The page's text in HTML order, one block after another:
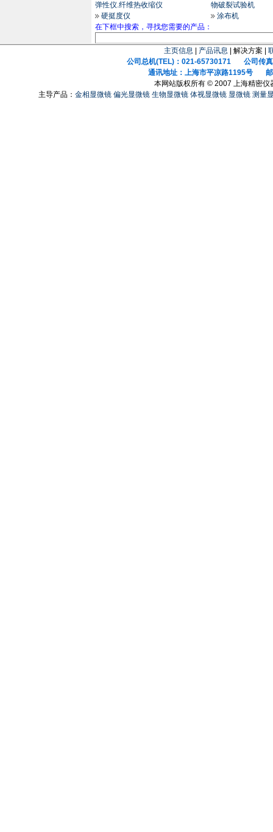
弹性仪.纤维热收缩仪
物破裂试验机
硬挺度仪
涂布机
在下框中搜索，寻找您需要的产品：
主页信息 产品讯息 | 解决方案 |
公司总机(TEL)：021-65730171 公司传真
通讯地址：上海市平凉路1195号 邮
本网站版权所有 © 2007 上海精密仪
主导产品： 金相显微镜 偏光显微镜 生物显微镜 体视显微镜 显微镜 测量